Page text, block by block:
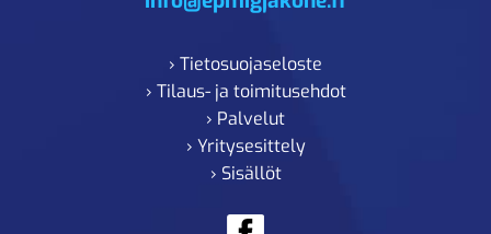
› Tietosuojaseloste
› Tilaus- ja toimitusehdot
› Palvelut
› Yritysesittely
› Sisällöt